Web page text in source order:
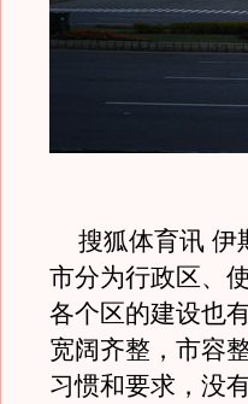
搜狐体育讯 伊
市分为行政区、
各个区的建设也
宽阔齐整，市容
习惯和要求，没